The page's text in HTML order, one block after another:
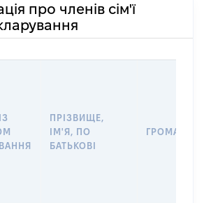
про членів сім'ї
ПРІЗВИЩЕ,
ІМ'Я, ПО
БАТЬКОВІ